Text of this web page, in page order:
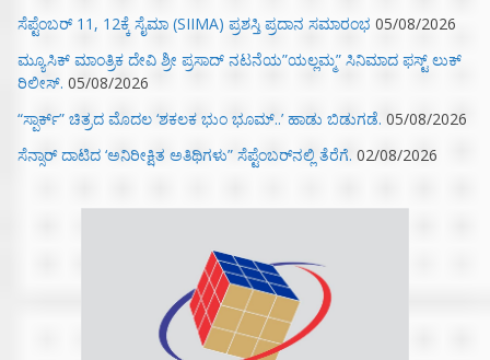
ಸೆಪ್ಟೆಂಬರ್ 11, 12ಕ್ಕೆ ಸೈಮಾ (SIIMA) ಪ್ರಶಸ್ತಿ ಪ್ರದಾನ ಸಮಾರಂಭ 05/08/2026
ಮ್ಯೂಸಿಕ್‌ ಮಾಂತ್ರಿಕ ದೇವಿ ಶ್ರೀ ಪ್ರಸಾದ್ ನಟನೆಯ”ಯಲ್ಲಮ್ಮ” ಸಿನಿಮಾದ ಫಸ್ಟ್‌ ಲುಕ್‌
ರಿಲೀಸ್. 05/08/2026
“ಸ್ಪಾರ್ಕ್” ಚಿತ್ರದ ಮೊದಲ‌ ‘ಶಕಲಕ ಭುಂ‌ ಭೂಮ್..’ ಹಾಡು ಬಿಡುಗಡೆ. 05/08/2026
ಸೆನ್ಸಾರ್ ದಾಟಿದ ‘ಅನಿರೀಕ್ಷಿತ ಅತಿಥಿಗಳು” ಸೆಪ್ಟೆಂಬರ್‌ನಲ್ಲಿ ತೆರೆಗೆ. 02/08/2026